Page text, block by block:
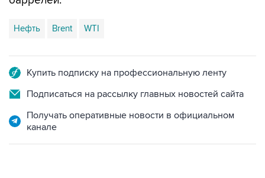
Нефть Brent WTI
Купить подписку на профессиональную ленту
Подписаться на рассылку главных новостей сайта
Получать оперативные новости в официальном
канале